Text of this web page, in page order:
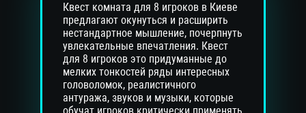
Квест комната для 8 игроков в Киеве
предлагают окунуться и расширить
нестандартное мышление, почерпнуть
увлекательные впечатления. Квест
для 8 игроков это придуманные до
мелких тонкостей ряды интересных
головоломок, реалистичного
антуража, звуков и музыки, которые